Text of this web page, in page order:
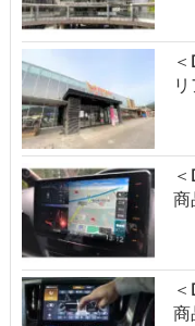
商
商